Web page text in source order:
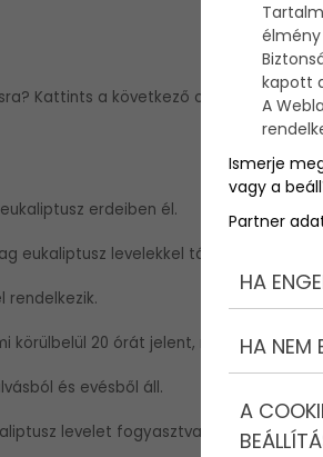
Kattints a következő oldalra.
erdeiben él.
eukaliptusz levelekkel táplálkozik.
rendelkezik.
körülbelül 20 órát jelent, mozdulatlanul
és evésből áll.
levelet fogyasztva láthatjuk őket.
kapott
A
Ismerje
vagy a
Partner
HA
HA NEM
A